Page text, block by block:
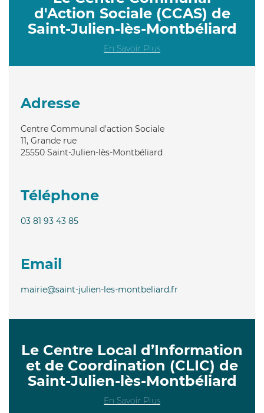
d'Action Sociale (CCAS) de
Saint-Julien-lès-Montbéliard
En Savoir Plus
Adresse
Centre Communal d'action Sociale
11, Grande rue
25550 Saint-Julien-lès-Montbéliard
Téléphone
03 81 93 43 85
Email
mairie@saint-julien-les-montbeliard.fr
Le Centre Local d’Information
et de Coordination (CLIC) de
Saint-Julien-lès-Montbéliard
En Savoir Plus